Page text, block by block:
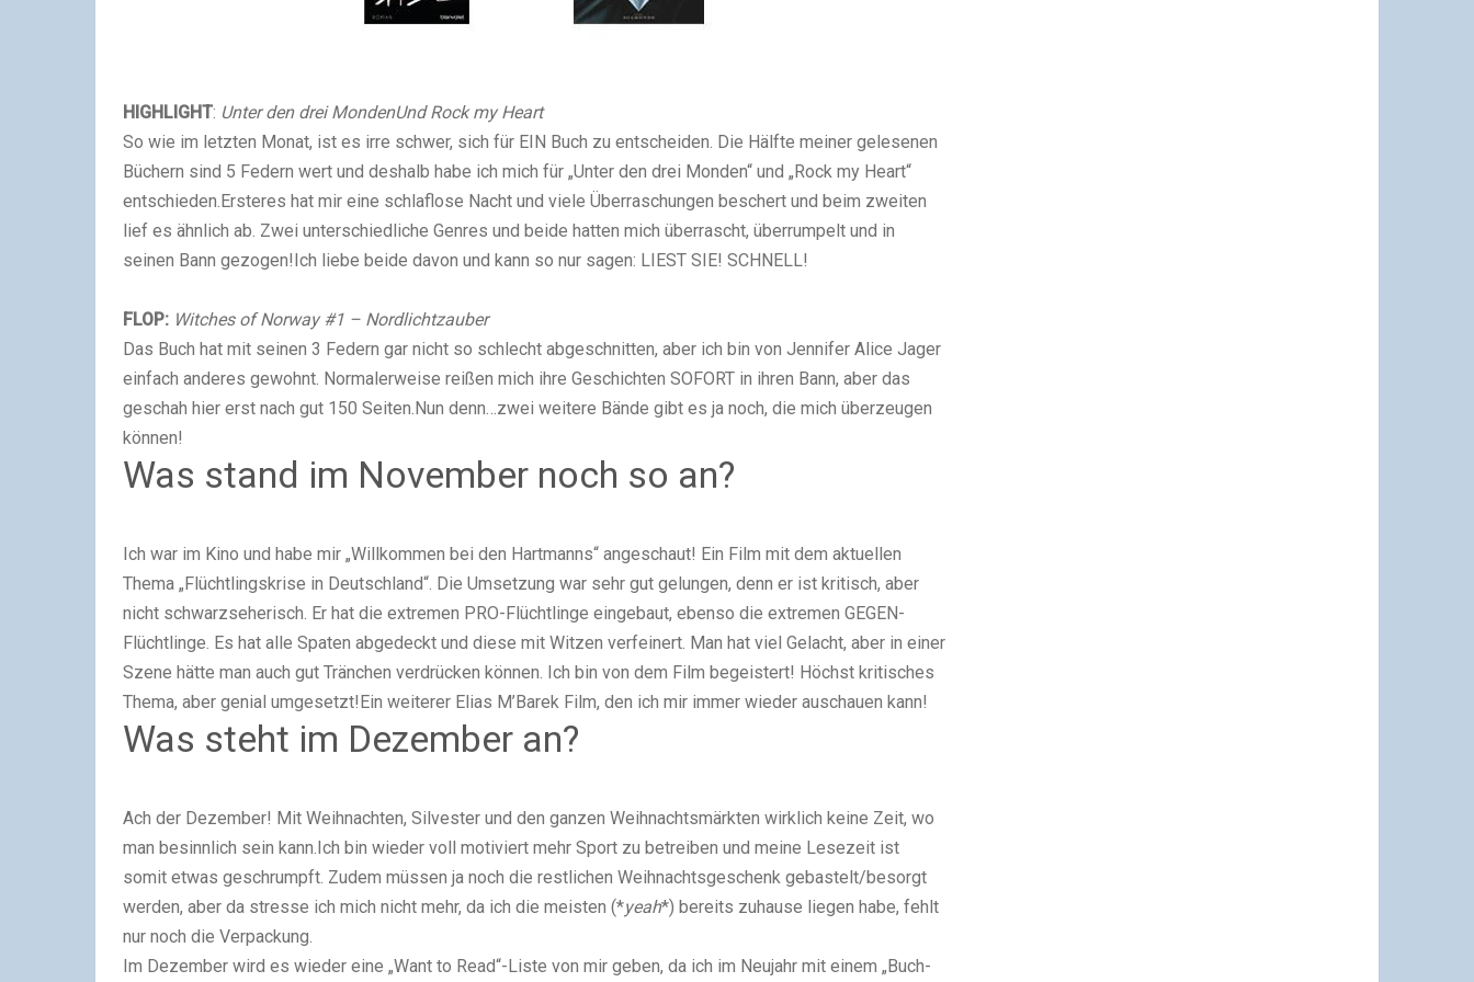
HIGHLIGHT: Unter den drei MondenUnd Rock my Heart
So wie im letzten Monat, ist es irre schwer, sich für EIN Buch zu entscheiden. Die Hälfte meiner gelesenen
Büchern sind 5 Federn wert und deshalb habe ich mich für „Unter den drei Monden“ und „Rock my Heart“
entschieden.Ersteres hat mir eine schlaflose Nacht und viele Überraschungen beschert und beim zweiten
lief es ähnlich ab. Zwei unterschiedliche Genres und beide hatten mich überrascht, überrumpelt und in
seinen Bann gezogen!Ich liebe beide davon und kann so nur sagen: LIEST SIE! SCHNELL!
FLOP: Witches of Norway #1 – Nordlichtzauber
Das Buch hat mit seinen 3 Federn gar nicht so schlecht abgeschnitten, aber ich bin von Jennifer Alice Jager
einfach anderes gewohnt. Normalerweise reißen mich ihre Geschichten SOFORT in ihren Bann, aber das
geschah hier erst nach gut 150 Seiten.Nun denn…zwei weitere Bände gibt es ja noch, die mich überzeugen
können!
Was stand im November noch so an?
Ich war im Kino und habe mir „Willkommen bei den Hartmanns“ angeschaut! Ein Film mit dem aktuellen
Thema „Flüchtlingskrise in Deutschland“. Die Umsetzung war sehr gut gelungen, denn er ist kritisch, aber
nicht schwarzseherisch. Er hat die extremen PRO-Flüchtlinge eingebaut, ebenso die extremen GEGEN-
Flüchtlinge. Es hat alle Spaten abgedeckt und diese mit Witzen verfeinert. Man hat viel Gelacht, aber in einer
Szene hätte man auch gut Tränchen verdrücken können. Ich bin von dem Film begeistert! Höchst kritisches
Thema, aber genial umgesetzt!Ein weiterer Elias M’Barek Film, den ich mir immer wieder auschauen kann!
Was steht im Dezember an?
Ach der Dezember! Mit Weihnachten, Silvester und den ganzen Weihnachtsmärkten wirklich keine Zeit, wo
man besinnlich sein kann.Ich bin wieder voll motiviert mehr Sport zu betreiben und meine Lesezeit ist
somit etwas geschrumpft. Zudem müssen ja noch die restlichen Weihnachtsgeschenk gebastelt/besorgt
werden, aber da stresse ich mich nicht mehr, da ich die meisten (*yeah*) bereits zuhause liegen habe, fehlt
nur noch die Verpackung.
Im Dezember wird es wieder eine „Want to Read“-Liste von mir geben, da ich im Neujahr mit einem „Buch-